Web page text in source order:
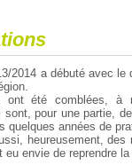
2014 a débuté avec le
ont été comblées, à
sont, pour une partie,
quelques années de
heureusement, des
eu envie de reprendre